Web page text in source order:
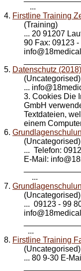
...
4. Firstline Training
(Training)
... 20 91207
90 Fax: 09123
info@18medical
5. Datenschutz (2018)
(Uncategorised)
... info@
3. Cookies Die
GmbH
Textdateien,
einem
6.
(Uncategorised)
... Telefon:
E-Mail: info@
...
7.
(Uncategorised)
... 09123 - 99
info@18medical
...
8. Firstline Training
(Uncategorised)
... 80 9-30 E-